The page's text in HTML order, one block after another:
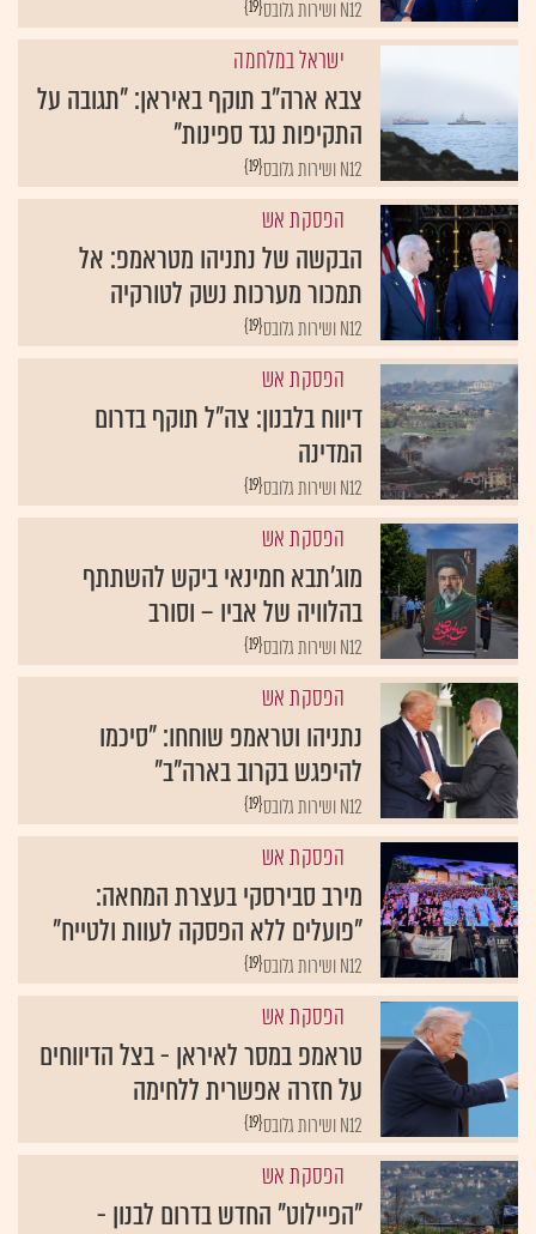
צבא ארה"ב תוקף באיראן: "תגובה על
התקיפות נגד ספינות"
{19} N12 ושירות גלובס
הבקשה של נתניהו מטראמפ: אל
תמכור מערכות נשק לטורקיה
{19} N12 ושירות גלובס
דיווח בלבנון: צה"ל תוקף בדרום
המדינה
N12 ושירות גלובס
מוג'תבא חמינאי ביקש להשתתף
בהלוויה של אביו – וסורב
N12 ושירות גלובס
נתניהו וטראמפ שוחחו: "סיכמו
להיפגש בקרוב בארה"ב"
{19} N12 ושירות גלובס
מירב סבירסקי בעצרת המחאה:
"פועלים ללא הפסקה לעוות ולטייח"
{19} N12 ושירות גלובס
טראמפ במסר לאיראן - בצל הדיווחים
על חזרה אפשרית ללחימה
{19} N12 ושירות גלובס
"הפיילוט" החדש בדרום לבנון -
והמלכודת שתפסה 40 מחבלים